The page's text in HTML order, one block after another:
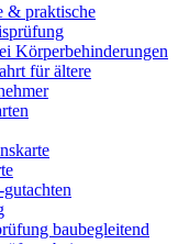
& praktische
Körperbehinderungen
für ältere
baubegleitend